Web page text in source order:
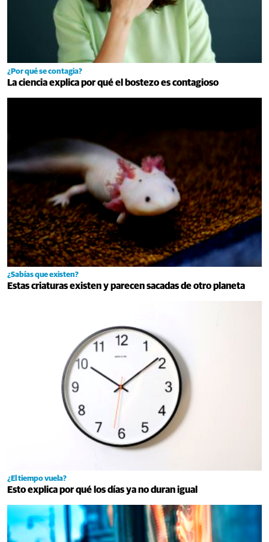
¿Por qué se contagia?
La ciencia explica por qué el bostezo es contagioso
¿Sabías que existen?
Estas criaturas existen y parecen sacadas de otro planeta
¿El tiempo vuela?
Esto explica por qué los días ya no duran igual